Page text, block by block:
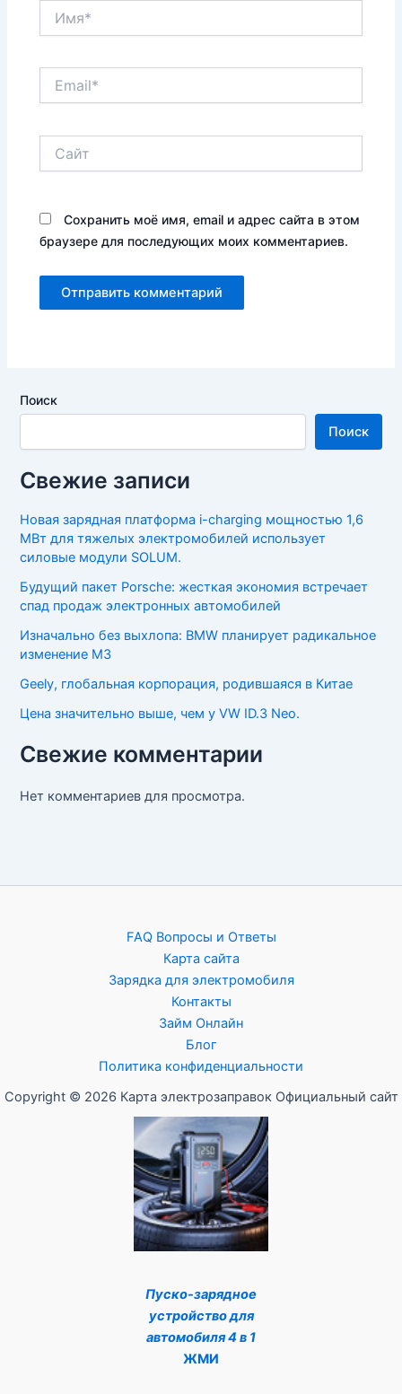
Сохранить моё имя, email и адрес сайта в этом
браузере для последующих моих комментариев.
Поиск
Поиск
Свежие записи
Новая зарядная платформа i-charging мощностью 1,6
МВт для тяжелых электромобилей использует
силовые модули SOLUM.
Будущий пакет Porsche: жесткая экономия встречает
спад продаж электронных автомобилей
Изначально без выхлопа: BMW планирует радикальное
изменение M3
Geely, глобальная корпорация, родившаяся в Китае
Цена значительно выше, чем у VW ID.3 Neo.
Свежие комментарии
Нет комментариев для просмотра.
FAQ Вопросы и Ответы
Карта сайта
Зарядка для электромобиля
Контакты
Займ Онлайн
Блог
Политика конфиденциальности
Copyright © 2026 Карта электрозаправок Официальный сайт
Пуско-зарядное
устройство для
автомобиля 4 в 1
ЖМИ